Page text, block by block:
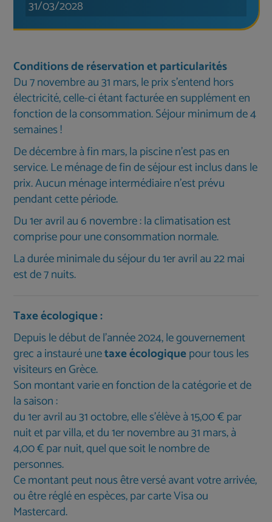
31/03/2028
Conditions de réservation et particularités
Du 7 novembre au 31 mars, le prix s'entend hors
électricité, celle-ci étant facturée en supplément en
fonction de la consommation. Séjour minimum de 4
semaines !
De décembre à fin mars, la piscine n'est pas en
service. Le ménage de fin de séjour est inclus dans le
prix. Aucun ménage intermédiaire n'est prévu
pendant cette période.
Du 1er avril au 6 novembre : la climatisation est
comprise pour une consommation normale.
La durée minimale du séjour du 1er avril au 22 mai
est de 7 nuits.
Taxe écologique :
Depuis le début de l'année 2024, le gouvernement
grec a instauré unetaxe écologiquepour tous les
visiteurs en Grèce.
Son montant varie en fonction de la catégorie et de
la saison :
du 1er avril au 31 octobre, elle s'élève à 15,00 € par
nuit et par villa, et du 1er novembre au 31 mars, à
4,00 € par nuit, quel que soit le nombre de
personnes.
Ce montant peut nous être versé avant votre arrivée,
ou être réglé en espèces, par carte Visa ou
Mastercard.